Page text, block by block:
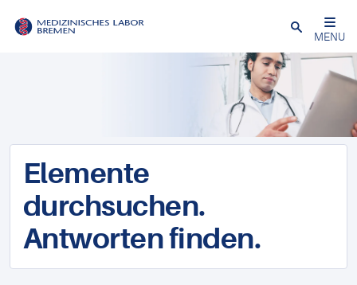
Schließen
MENU
Elemente
durchsuchen.
Antworten finden.